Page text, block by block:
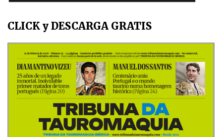
CLICK y DESCARGA GRATIS